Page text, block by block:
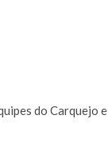
do Carquejo e